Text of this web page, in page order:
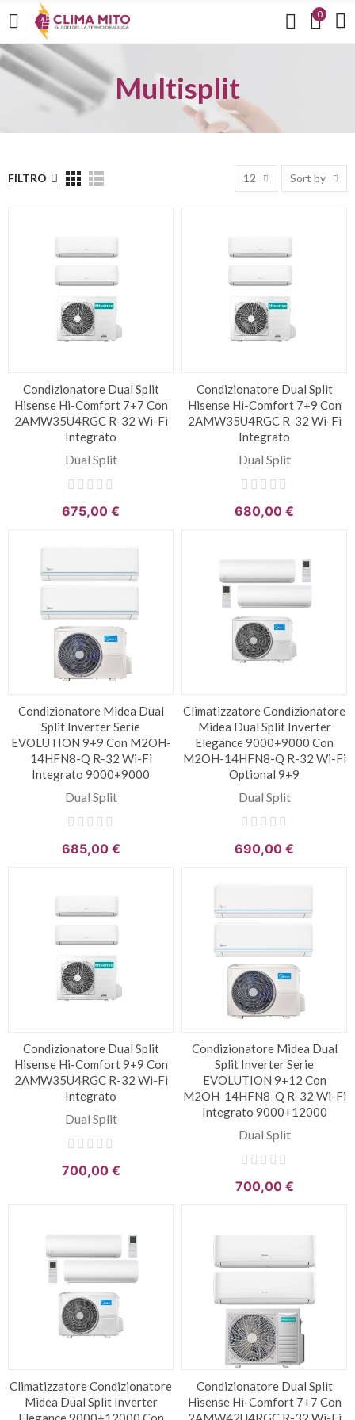
0
Multisplit
FILTRO 12 Sort by
Condizionatore Dual Split
Hisense Hi-Comfort 7+7 Con
2AMW35U4RGC R-32 Wi-Fi
Integrato
Dual Split
675,00 €
Condizionatore Dual Split
Hisense Hi-Comfort 7+9 Con
2AMW35U4RGC R-32 Wi-Fi
Integrato
Dual Split
680,00 €
Condizionatore Midea Dual
Split Inverter Serie
EVOLUTION 9+9 Con M2OH-
14HFN8-Q R-32 Wi-Fi
Integrato 9000+9000
Dual Split
685,00 €
Climatizzatore Condizionatore
Midea Dual Split Inverter
Elegance 9000+9000 Con
M2OH-14HFN8-Q R-32 Wi-Fi
Optional 9+9
Dual Split
690,00 €
Condizionatore Dual Split
Hisense Hi-Comfort 9+9 Con
2AMW35U4RGC R-32 Wi-Fi
Integrato
Dual Split
700,00 €
Condizionatore Midea Dual
Split Inverter Serie
EVOLUTION 9+12 Con
M2OH-14HFN8-Q R-32 Wi-Fi
Integrato 9000+12000
Dual Split
700,00 €
Climatizzatore Condizionatore
Midea Dual Split Inverter
Condizionatore Dual Split
Hisense Hi-Comfort 7+7 Con